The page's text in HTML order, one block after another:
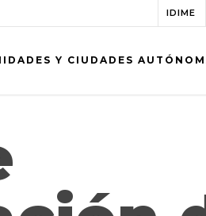
IDIME
Y CIUDADES